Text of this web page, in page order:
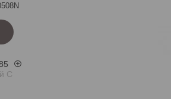
С